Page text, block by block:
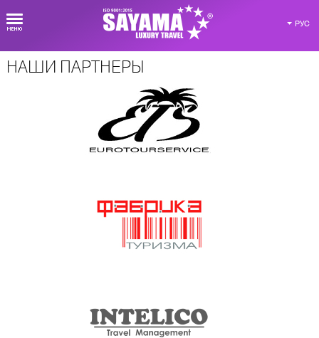
РУС
О компании
НАШИ ПАРТНЕРЫ